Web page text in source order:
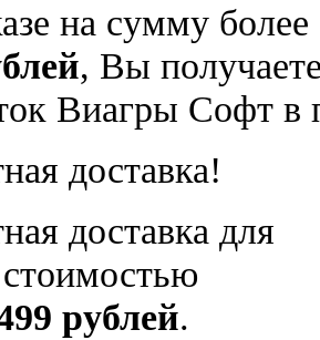
на сумму более
, Вы
Виагры Софт в
доставка!
доставка для
стоимостью
рублей.